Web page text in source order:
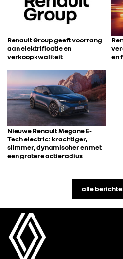
Renault Group geeft voorrang
aan elektrificatie en
verkoopkwaliteit
en
Nieuwe Renault Megane E-
Tech electric: krachtiger,
slimmer, dynamischer en met
een grotere actieradius
alle